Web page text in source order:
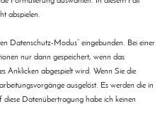
abspielen.
Datenschutz-Modus“ eingebunden. Bei einer
nur dann gespeichert, wenn das
Anklicken abgespielt wird. Wenn Sie die
ausgelöst. Es werden die in
Datenübertragung habe ich keinen